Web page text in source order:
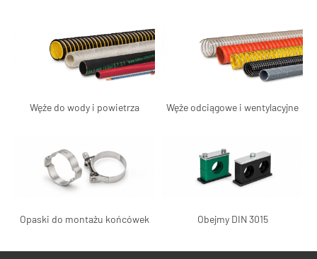
Węże do wody i powietrza Węże odciągowe i wentylacyjne
Opaski do montażu końcówek Obejmy DIN 3015